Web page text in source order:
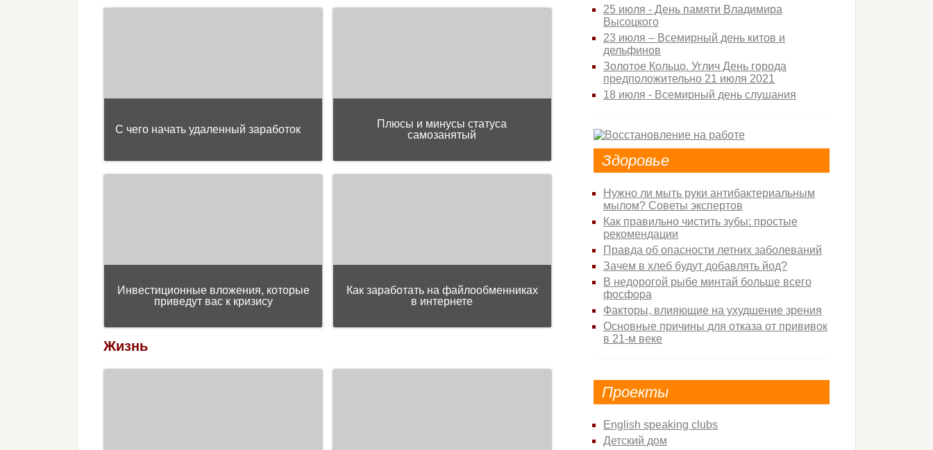
С чего начать удаленный заработок
Плюсы и минусы статуса
самозанятый
Инвестиционные вложения, которые
приведут вас к кризису
Как заработать на файлообменниках
в интернете
Жизнь
25 июля - День памяти Владимира
Высоцкого
23 июля – Всемирный день китов и
дельфинов
Золотое Кольцо. Углич День города
предположительно 21 июля 2021
18 июля - Всемирный день слушания
Здоровье
Нужно ли мыть руки антибактериальным
мылом? Советы экспертов
Как правильно чистить зубы: простые
рекомендации
Правда об опасности летних заболеваний
Зачем в хлеб будут добавлять йод?
В недорогой рыбе минтай больше всего
фосфора
Факторы, влияющие на ухудшение зрения
Основные причины для отказа от прививок
в 21-м веке
Проекты
English speaking clubs
Детский дом